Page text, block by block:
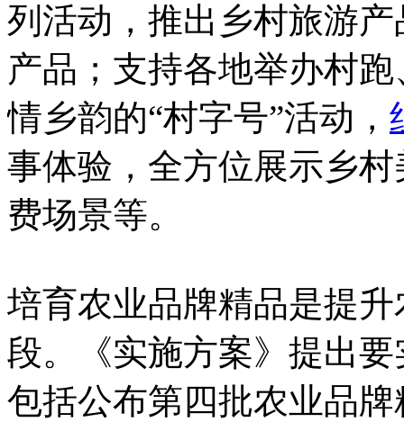
列活动，推出乡村旅游
产品；支持各地举办村
情乡韵的“村字号”活动，
事体验，全方位展示乡村
费场景等。
培育农业品牌精品是提
段。《实施方案》提出
包括公布第四批农业品